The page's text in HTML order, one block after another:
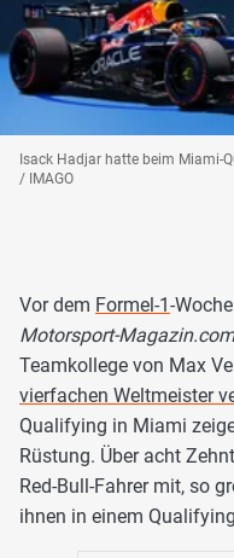
Isack Hadjar hatte beim Miami-
/ IMAGO
Vor dem Formel-1-
Motorsport-Magazin.com
Teamkollege von Max
vierfachen Weltmeister
Qualifying in Miami
Rüstung. Über acht
Red-Bull-Fahrer mit, so
ihnen in einem